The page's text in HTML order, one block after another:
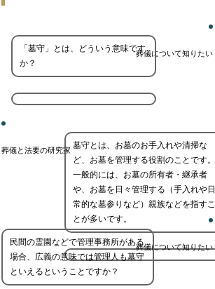
葬儀について知りたい
「墓守」とは、どういう意味です
か？
葬儀と法要の研究家 墓守とは、お墓のお手入れや清掃な
ど、お墓を管理する役割のことです。
一般的には、お墓の所有者・継承者
や、お墓を日々管理する（手入れや日
常的な墓参りなど）親族などを指すこ
とが多いです。
葬儀について知りたい
民間の霊園などで管理事務所がある
場合、広義の意味では管理人も墓守
といえるということですか？